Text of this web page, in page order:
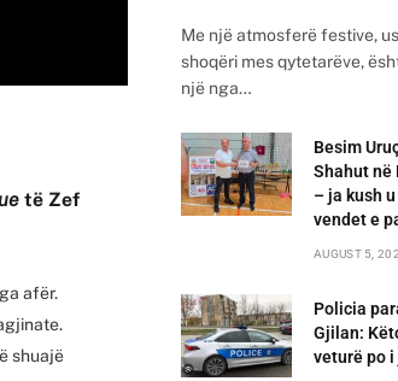
të Zef
afër.
shuajë
Me një atmosferë festive,
shoqëri mes qytetarëve,
një nga…
Besim
Shahut në
– ja kush
vendet e
AUGUST 5,
Policia
Gjilan:
veturë po